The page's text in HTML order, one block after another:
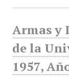
Armas y
de la
1957,